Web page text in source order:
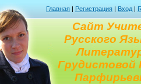
Главная | Регистрация | Вход |
Сайт
Русского
Грудистовой